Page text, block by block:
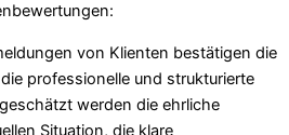
von Klienten bestätigen die
professionelle und strukturierte
werden die ehrliche
Situation, die klare